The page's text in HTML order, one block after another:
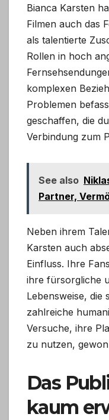
Bianca Karsten
Filmen auch das
als talentierte
Rollen in hoch
komplexen
Problemen
geschaffen, die
Verbindung zum
See also
Partner,
Neben ihrem
Karsten auch
Einfluss. Ihre
ihre fürsorgliche
Lebensweise, die
zahlreiche
Versuche, ihre
zu nutzen,
Das
kaum